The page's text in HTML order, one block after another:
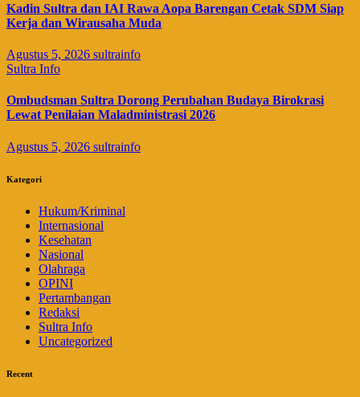
Kadin Sultra dan IAI Rawa Aopa Barengan Cetak SDM Siap
Kerja dan Wirausaha Muda
Agustus 5, 2026 sultrainfo
Sultra Info
Ombudsman Sultra Dorong Perubahan Budaya Birokrasi
Lewat Penilaian Maladministrasi 2026
Agustus 5, 2026 sultrainfo
Kategori
Hukum/Kriminal
Internasional
Kesehatan
Nasional
Olahraga
OPINI
Pertambangan
Redaksi
Sultra Info
Uncategorized
Recent